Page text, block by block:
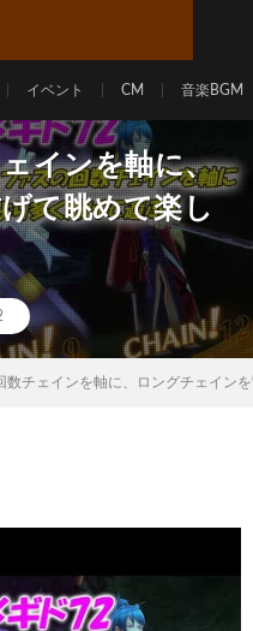
イベント CM 音楽BGM
インを軸に、
て眺めて楽し
数チェインを軸に、ロングチェイン